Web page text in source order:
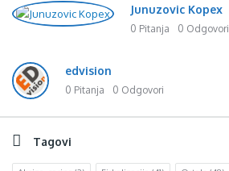
Junuzovic Kopex
0 Pitanja 0 Odgovori
edvision
0 Pitanja 0 Odgovori
Tagovi